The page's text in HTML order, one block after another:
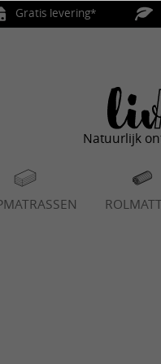
Gratis levering*
Natuurlijk